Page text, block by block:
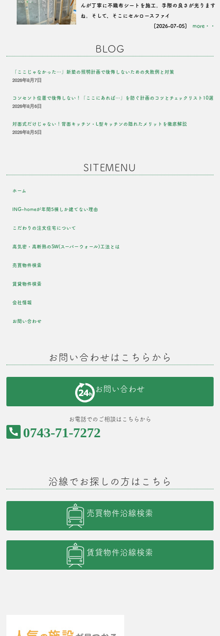
んが丁寧に不織布シートを施工。手際の良さが光ります
ね。そして、そこにセルロースファイ
[2026-07-05] more・・
BLOG
「ここじゃなかった…」新築の照明計画で後悔しないための失敗例と対策
2026年8月7日
コンセント位置で後悔しない！「ここにあれば…」を防ぐ計画のコツとチェックリスト10選
2026年8月6日
対面式だけじゃない！背面キッチン・L型キッチンの隠れたメリットを徹底解説
2026年8月5日
SITEMENU
ホーム
ING-homeが年間5棟しか建てない理由
こだわりの注文住宅について
高気密・高断熱のSW(スーパーウォール)工法とは
売買物件検索
賃貸物件検索
会社情報
お問い合わせ
お問い合わせはこちらから
お問い合わせ
お電話でのご相談はこちらから
0743-71-7272
沿線でお探しの方はこちら
売買物件沿線検索
賃貸物件沿線検索